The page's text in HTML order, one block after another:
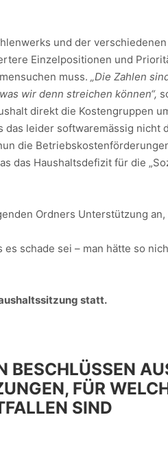
und der
Einzelpositionen und
muss. „Die Zahlen
wir denn streichen können“,
direkt die Kostengruppen
leider softwaremässig nicht
die
das Haushaltsdefizit für die
Ordners Unterstützung
schade sei – man hätte so
statt.
BESCHLÜSSEN
FÜR
SIND